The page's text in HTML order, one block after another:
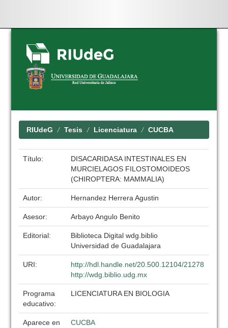
Skip
navigation
RIUdeG Tesis Licenciatura CUCBA
Título:
DISACARIDASA INTESTINALES EN
MURCIELAGOS FILOSTOMOIDEOS
(CHIROPTERA: MAMMALIA)
Autor: Hernandez Herrera Agustin
Asesor: Arbayo Angulo Benito
Editorial:
Biblioteca Digital wdg.biblio
Universidad de Guadalajara
URI:
http://hdl.handle.net/20.500.12104/21278
http://wdg.biblio.udg.mx
Programa
educativo:
LICENCIATURA EN BIOLOGIA
Aparece en
CUCBA